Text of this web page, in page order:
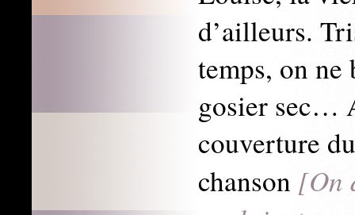
d’ailleurs.
temps, on ne
gosier sec…
couverture
chanson [On